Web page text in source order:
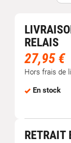
RELAIS
27,95 €
Hors frais de
En stock
RETRAIT